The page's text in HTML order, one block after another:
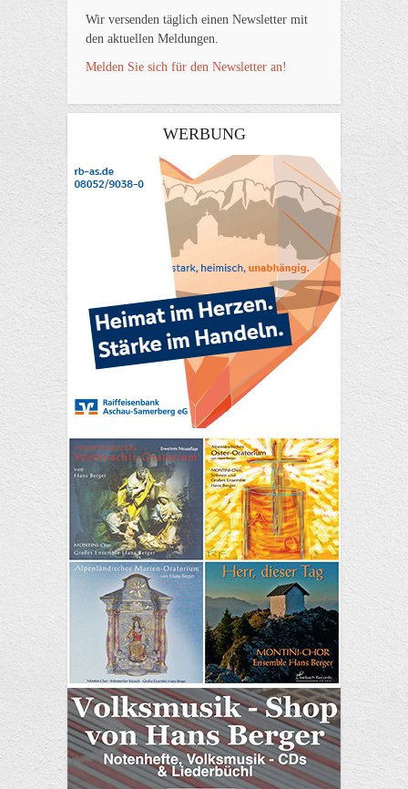
Wir versenden täglich einen Newsletter mit
den aktuellen Meldungen.
Melden Sie sich für den Newsletter an!
WERBUNG